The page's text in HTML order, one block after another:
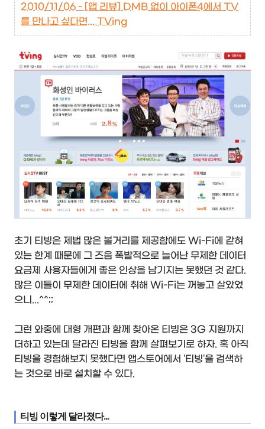
2010/11/06 - [앱 리뷰] DMB 없이 아이폰4에서 TV
를 만나고 싶다면... TVing
초기 티빙은 제법 많은 볼거리를 제공함에도 Wi-Fi에 갇혀
있는 한계 때문에 그 즈음 폭발적으로 늘어난 무제한 데이터
요금제 사용자들에게 좋은 인상을 남기지는 못했던 것 같다.
많은 이들이 무제한 데이터에 취해 Wi-Fi는 꺼놓고 살았었
으니...^^;;
그런 와중에 대형 개편과 함께 찾아온 티빙은 3G 지원까지
더하고 있는데 달라진 티빙을 함께 살펴보기로 하자. 혹 아직
티빙을 경험해보지 못했다면 앱스토어에서 '티빙'을 검색하
는 것으로 바로 설치할 수 있다.
티빙 이렇게 달라졌다...